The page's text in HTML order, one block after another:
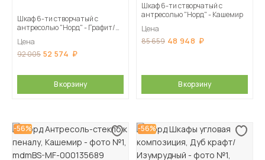
Шкаф 6-ти створчатый с
антресолью "Норд" - Графит/
Цена
92 005 52 574
В корзину
Шкаф 6-ти створчатый с
антресолью "Норд" - Кашемир
Цена
85 659 48 948
В корзину
-56% -56%